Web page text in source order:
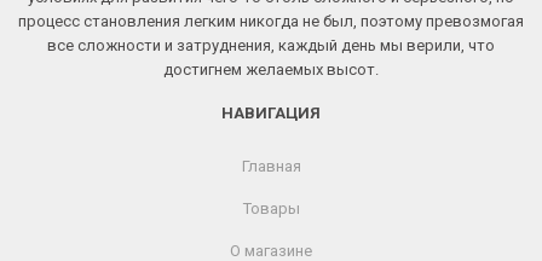
процесс становления легким никогда не был, поэтому превозмогая
все сложности и затруднения, каждый день мы верили, что
достигнем желаемых высот.
НАВИГАЦИЯ
Главная
Товары
О магазине